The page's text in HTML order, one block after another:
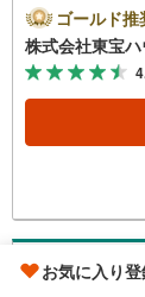
生設
起こ
「ミ
つ瀟
入者
いた
手配
ムー
への
ゴールド推
株式会社東宝
中野区野方5丁目
お気に入り